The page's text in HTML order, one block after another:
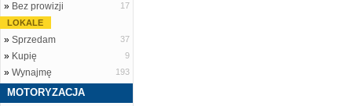
» Bez prowizji
17
LOKALE
» Sprzedam 37
» Kupię 9
» Wynajmę 193
MOTORYZACJA